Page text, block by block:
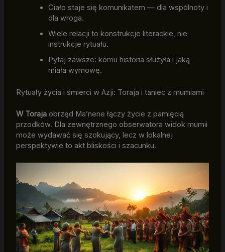
Ciało staje się komunikatem — dla wspólnoty i
dla wroga.
Wiele relacji to konstrukcje literackie, nie
instrukcje rytuału.
Pytaj zawsze: komu historia służyła i jaką
miała wymowę.
Rytuały życia i śmierci w Azji: Toraja i taniec z mumiami
W Torajaobrzęd Ma’nene łączy życie z pamięcią
przodków. Dla zewnętrznego obserwatora widok mumii
może wydawać się szokujący, lecz w lokalnej
perspektywie to akt bliskości i szacunku.